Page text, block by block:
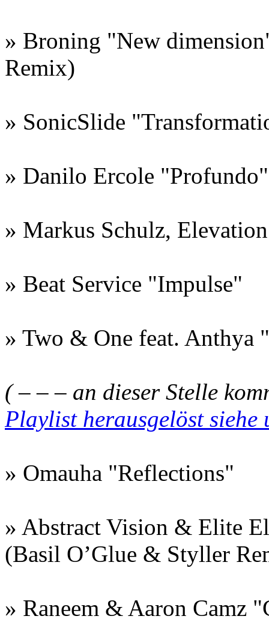
» Broning "New
Remix)
» SonicSlide
» Danilo Ercole
» Markus Schulz,
» Beat Service "Impulse"
» Two & One feat. Anthya
( – – – an dieser Stelle
Playlist herausgelöst siehe
» Omauha "Reflections"
» Abstract Vision & Elite
(Basil O’Glue & Styller
» Raneem & Aaron Camz